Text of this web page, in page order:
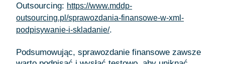
Outsourcing: https://www.mddp-
outsourcing.pl/sprawozdania-finansowe-w-xml-
podpisywanie-i-skladanie/.
Podsumowując, sprawozdanie finansowe zawsze